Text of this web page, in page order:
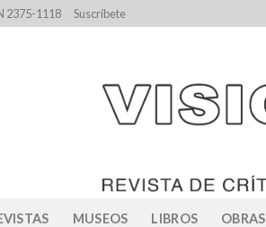
2375-1118 Suscríbete
MUSEOS LIBROS OBRAS